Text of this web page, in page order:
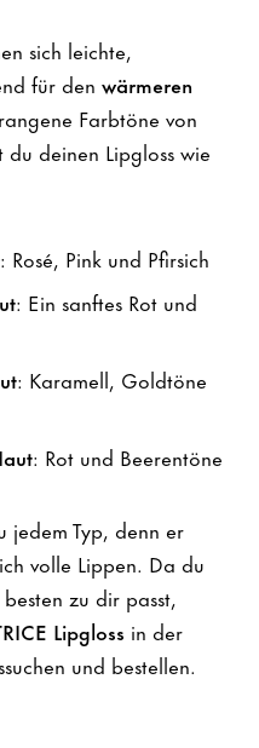
sich leichte,
für den wärmeren
Farbtöne von
deinen Lipgloss wie
: Rosé, Pink und Pfirsich
: Ein sanftes Rot und
: Karamell, Goldtöne
: Rot und Beerentöne
jedem Typ, denn er
volle Lippen. Da du
zu dir passt,
Lipgloss in der
und bestellen.